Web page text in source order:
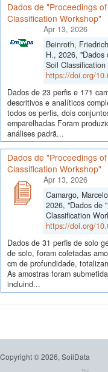
Dados de "Proceedings
Classification Workshop"
Apr 13, 2026
Beinroth,
H., 2026, "Dados
Soil Classification
https://doi.org/
Dados de 23 perfis e 171
descritivos e analíticos
todos os perfis, dois
emparelhadas Foram
análises padrã...
Dados de "Proceedings
Classification Workshop"
Apr 13, 2026
Camargo,
2026, "Dados de
Classification
https://doi.org/
Dados de 31 perfis de solo
de solo, foram coletadas
cm de profundidade,
As amostras foram
incluind...
Copyright © 2026, SoilData